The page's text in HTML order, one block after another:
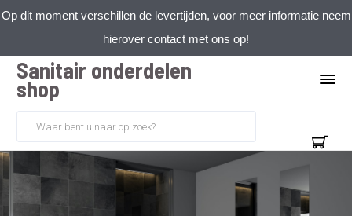
Op dit moment verschillen de levertijden, voor meer informatie neem
hierover contact met ons op!
Sanitair onderdelen
shop